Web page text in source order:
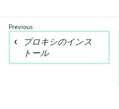
プロキシのインス
トール